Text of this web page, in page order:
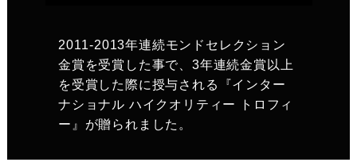
2011-2013年連続モンドセレクション
金賞を受賞した事で、3年連続金賞以上
を受賞した際に授与される『インター
ナショナル ハイクオリティー トロフィ
ー』が贈られました。